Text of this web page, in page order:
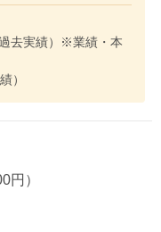
去実績）※業績・本
）
円）